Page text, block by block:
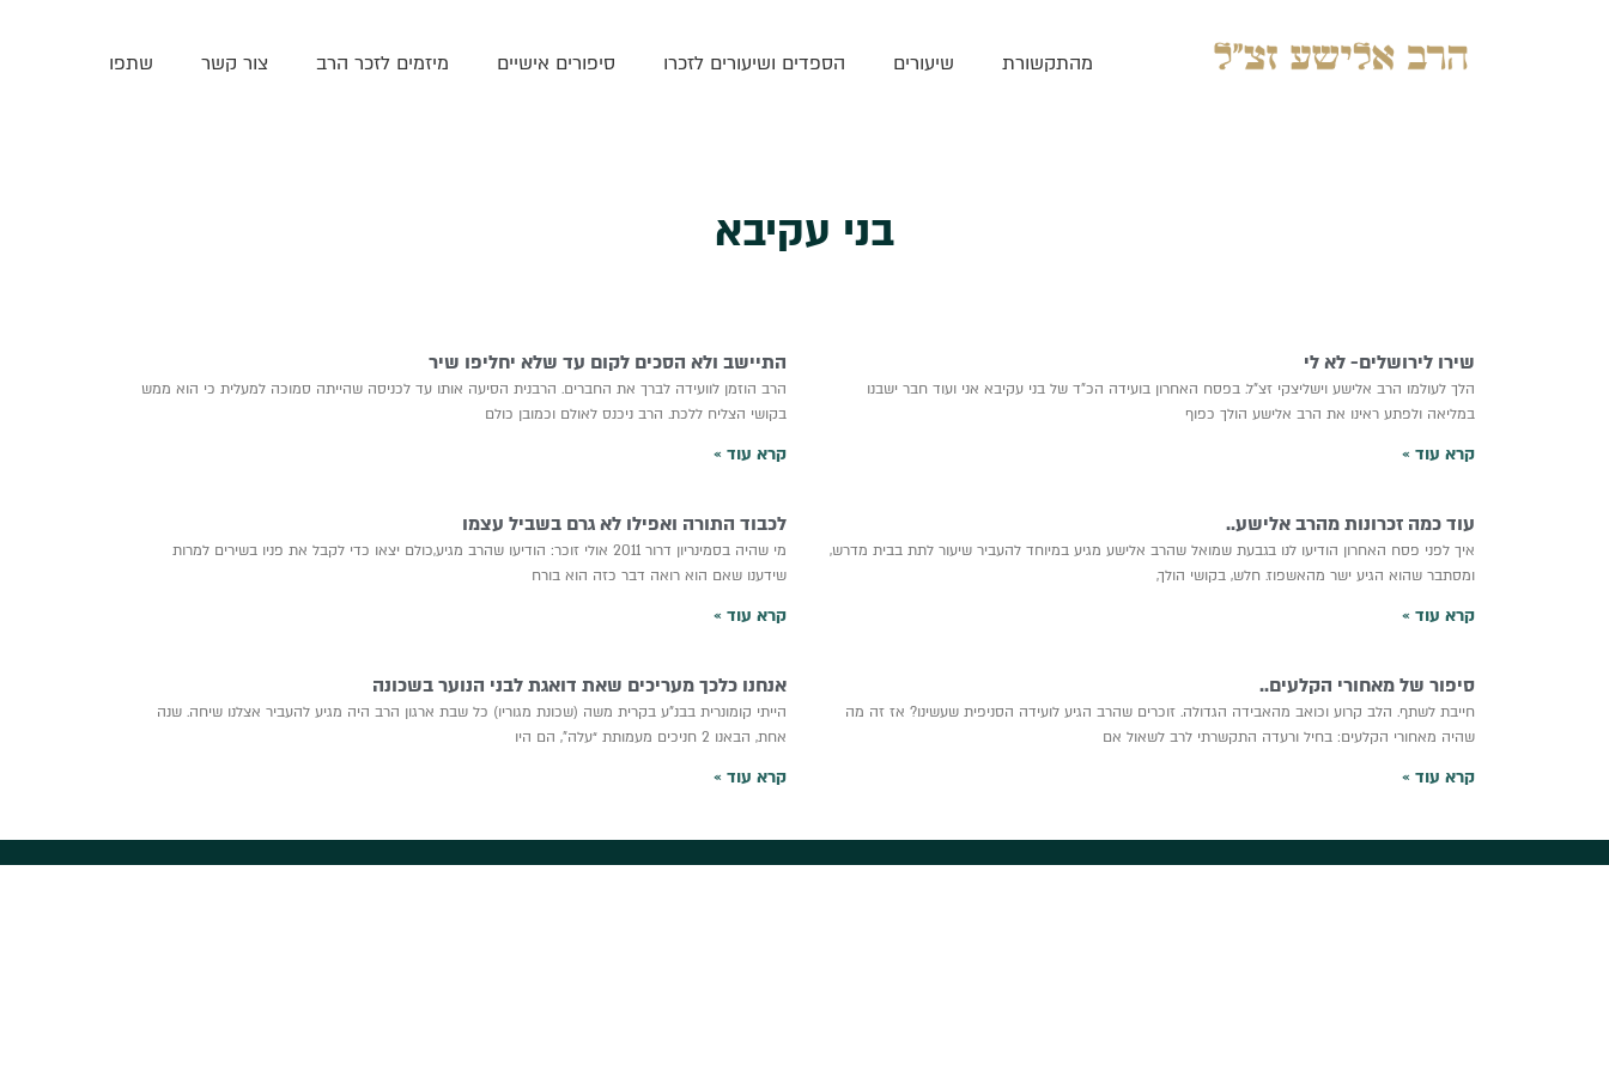
מהתקשורת שיעורים הספדים ושיעורים לזכרו סיפורים אישיים מיזמים לזכר הרב צור קשר שתפו
בני עקיבא
שירו לירושלים- לא לי
הלך לעולמו הרב אלישע וישליצקי זצ”ל. בפסח האחרון בועידה הכ”ד של בני עקיבא אני ועוד חבר ישבנו
במליאה ולפתע ראינו את הרב אלישע הולך כפוף
קרא עוד »
התיישב ולא הסכים לקום עד שלא יחליפו שיר
הרב הוזמן לוועידה לברך את החברים. הרבנית הסיעה אותו עד לכניסה שהייתה סמוכה למעלית כי הוא ממש
בקושי הצליח ללכת. הרב ניכנס לאולם וכמובן כולם
קרא עוד »
עוד כמה זכרונות מהרב אלישע..
איך לפני פסח האחרון הודיעו לנו בגבעת שמואל שהרב אלישע מגיע במיוחד להעביר שיעור לתת בבית מדרש,
ומסתבר שהוא הגיע ישר מהאשפוז. חלש, בקושי הולך,
קרא עוד »
לכבוד התורה ואפילו לא גרם בשביל עצמו
מי שהיה בסמינריון דרור 2011 אולי זוכר: הודיעו שהרב מגיע,כולם יצאו כדי לקבל את פניו בשירים למרות
שידענו שאם הוא רואה דבר כזה הוא בורח
קרא עוד »
סיפור של מאחורי הקלעים..
חייבת לשתף. הלב קרוע וכואב מהאבידה הגדולה. זוכרים שהרב הגיע לועידה הסניפית שעשינו? אז זה מה
שהיה מאחורי הקלעים: בחיל ורעדה התקשרתי לרב לשאול אם
קרא עוד »
אנחנו כלכך מעריכים שאת דואגת לבני הנוער בשכונה
הייתי קומונרית בבנ”ע בקרית משה (שכונת מגוריו) כל שבת ארגון הרב היה מגיע להעביר אצלנו שיחה. שנה
אחת, הבאנו 2 חניכים מעמותת “עלה”, הם היו
קרא עוד »